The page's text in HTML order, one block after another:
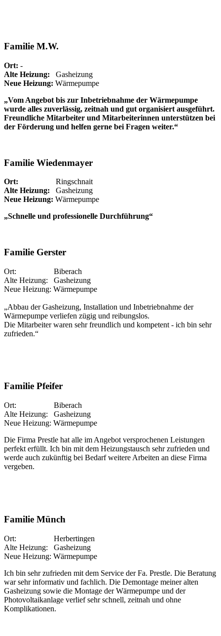
Familie M.W.
Ort: -
Alte Heizung: Gasheizung
Neue Heizung: Wärmepumpe
„Vom Angebot bis zur Inbetriebnahme der Wärmepumpe
wurde alles zuverlässig, zeitnah und gut organisiert ausgeführt.
Freundliche Mitarbeiter und Mitarbeiterinnen unterstützen bei
der Förderung und helfen gerne bei Fragen weiter.“
Familie Wiedenmayer
Ort: Ringschnait
Alte Heizung: Gasheizung
Neue Heizung: Wärmepumpe
„Schnelle und professionelle Durchführung“
Familie Gerster
Ort: Biberach
Alte Heizung: Gasheizung
Neue Heizung: Wärmepumpe
„Abbau der Gasheizung, Installation und Inbetriebnahme der
Wärmepumpe verliefen zügig und reibungslos.
Die Mitarbeiter waren sehr freundlich und kompetent - ich bin sehr
zufrieden.“
Familie Pfeifer
Ort: Biberach
Alte Heizung: Gasheizung
Neue Heizung: Wärmepumpe
Die Firma Prestle hat alle im Angebot versprochenen Leistungen
perfekt erfüllt. Ich bin mit dem Heizungstausch sehr zufrieden und
werde auch zukünftig bei Bedarf weitere Arbeiten an diese Firma
vergeben.
Familie Münch
Ort: Herbertingen
Alte Heizung: Gasheizung
Neue Heizung: Wärmepumpe
Ich bin sehr zufrieden mit dem Service der Fa. Prestle. Die Beratung
war sehr informativ und fachlich. Die Demontage meiner alten
Gasheizung sowie die Montage der Wärmepumpe und der
Photovoltaikanlage verlief sehr schnell, zeitnah und ohne
Komplikationen.